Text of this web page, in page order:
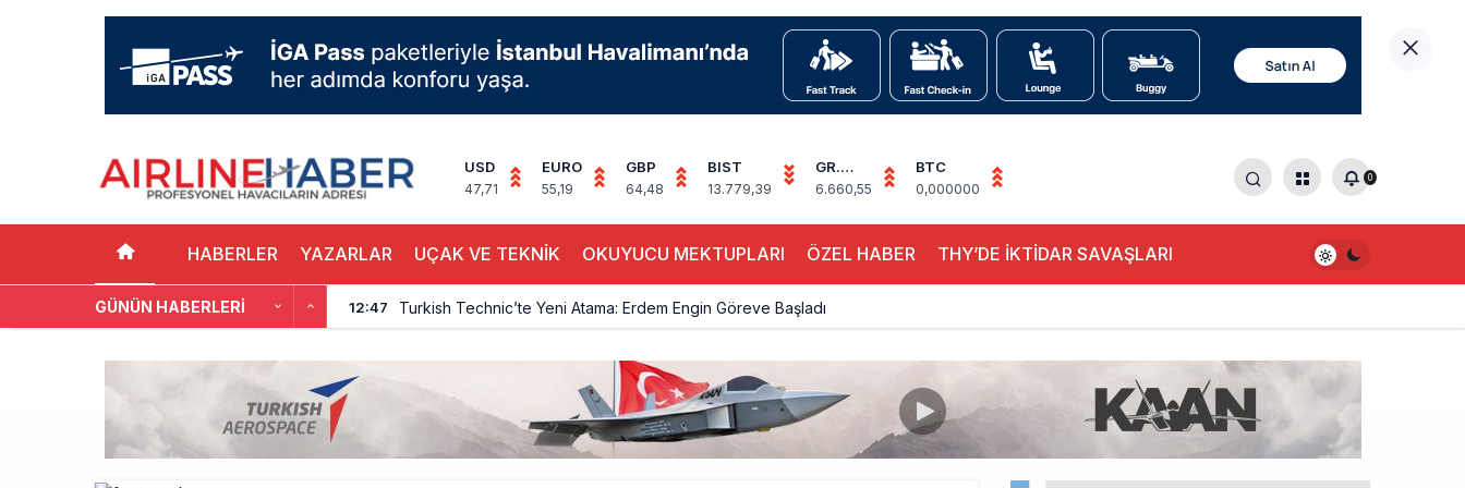
USD
47,71
EURO
55,19
GBP
64,48
BIST
13.779,39
GR.
ALTIN
6.660,55
BTC
0,000000
0
HABERLER YAZARLAR UÇAK VE TEKNİK OKUYUCU MEKTUPLARI ÖZEL HABER THY’DE İKTİDAR SAVAŞLARI
GÜNÜN HABERLERI 12:47 Turkish Technic’te Yeni Atama: Erdem Engin Göreve Başladı
İstanbul Havalimanı Avrupa’nın En Yoğunu Oldu, Dünyada 7’nciliğe Yükseldi
THY’nin Washington Uçağı Bulgaristan Üzerinden Geri Döndü